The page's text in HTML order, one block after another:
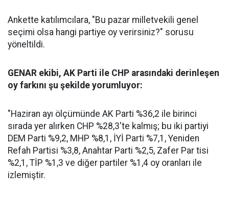
Ankette katılımcılara, "Bu pazar milletvekili genel
seçimi olsa hangi partiye oy verirsiniz?" sorusu
yöneltildi.
GENAR ekibi, AK Parti ile CHP arasındaki derinleşen
oy farkını şu şekilde yorumluyor:
"Haziran ayı ölçümünde AK Parti %36,2 ile birinci
sırada yer alırken CHP %28,3'te kalmış; bu iki partiyi
DEM Parti %9,2, MHP %8,1, İYİ Parti %7,1, Yeniden
Refah Partisi %3,8, Anahtar Parti %2,5, Zafer Par tisi
%2,1, TİP %1,3 ve diğer partiler %1,4 oy oranları ile
izlemiştir.